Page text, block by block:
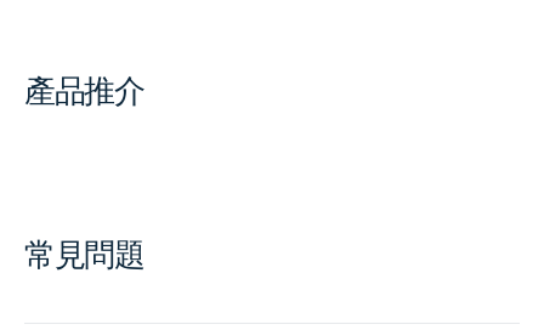
產品推介
常見問題